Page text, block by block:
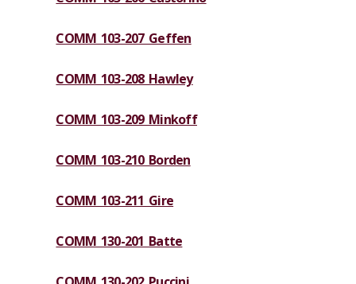
COMM 103-207 Geffen
COMM 103-208 Hawley
COMM 103-209 Minkoff
COMM 103-210 Borden
COMM 103-211 Gire
COMM 130-201 Batte